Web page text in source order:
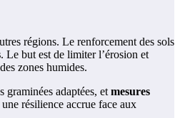
régions. Le renforcement des sols
. Le but est de limiter l’érosion et
zones humides.
graminées adaptées, et mesures
résilience accrue face aux